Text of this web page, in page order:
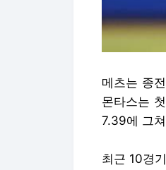
메츠는 종
몬타스는
7.39에 그
최근 10경